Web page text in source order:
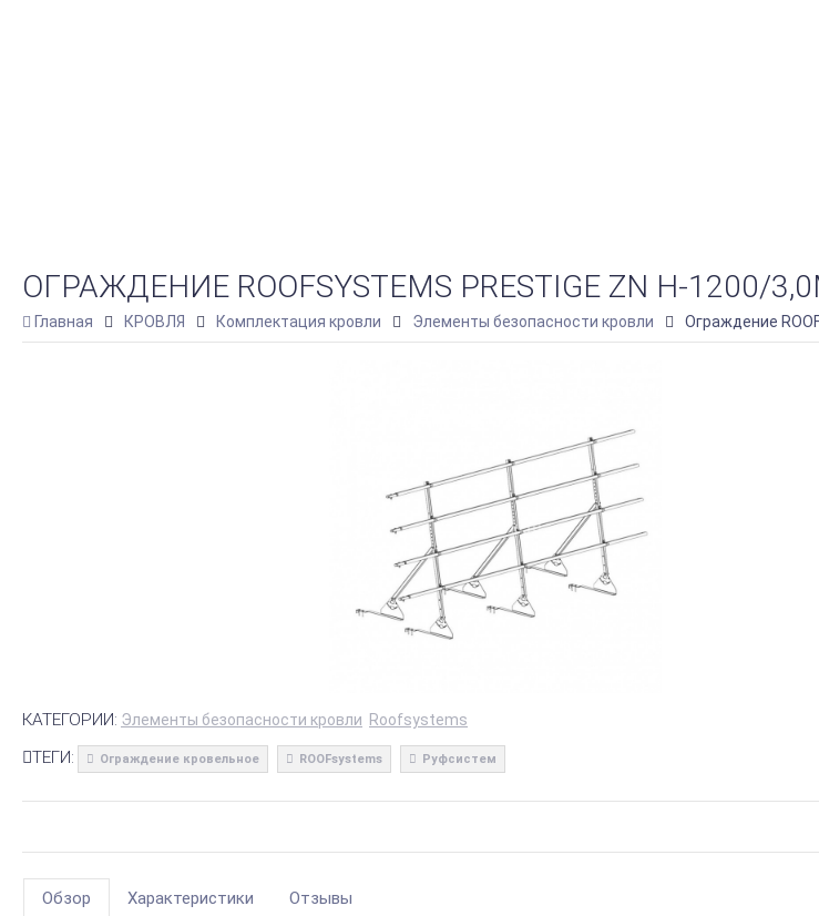
ОГРАЖДЕНИЕ ROOFSYSTEMS PRESTIGE ZN H-1200/
Главная КРОВЛЯ Комплектация кровли Элементы безопасности кровли Ограждение
КАТЕГОРИИ: Элементы безопасности кровли Roofsystems
ТЕГИ: Ограждение кровельное ROOFsystems Руфсистем
Обзор Характеристики Отзывы